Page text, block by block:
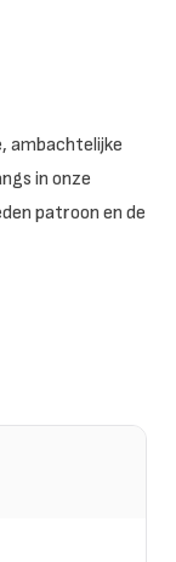
ambachtelijke
in onze
patroon en de